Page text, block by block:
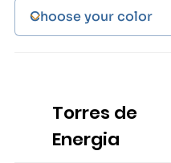
Torres de
Energia